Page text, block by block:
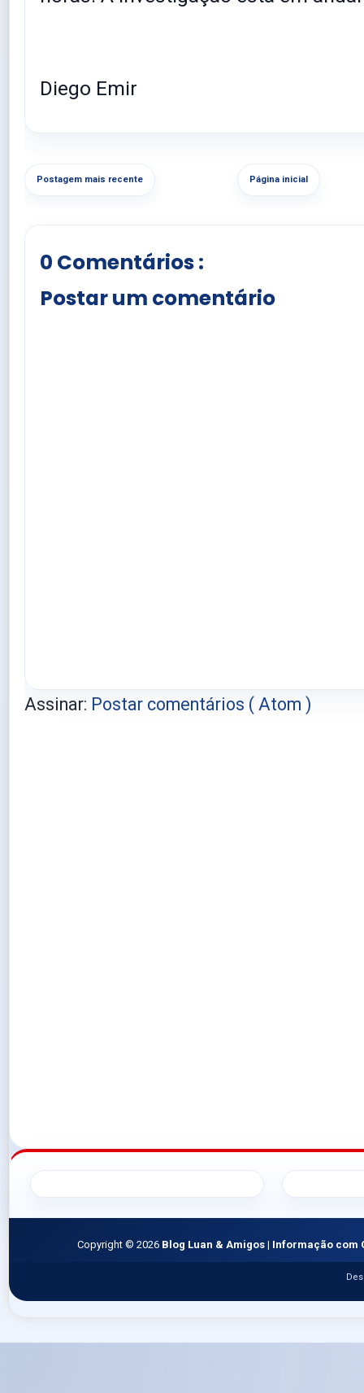
Diego Emir
Postagem mais recente Página inicial
0 Comentários :
Postar um comentário
Assinar: Postar comentários ( Atom )
Copyright © 2026 Blog Luan & Amigos | Informação